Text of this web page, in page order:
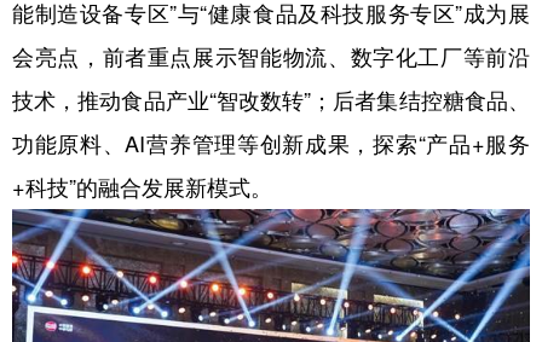
能制造设备专区”与“健康食品及科技服务专区”成为展
会亮点，前者重点展示智能物流、数字化工厂等前沿
技术，推动食品产业“智改数转”；后者集结控糖食品、
功能原料、AI营养管理等创新成果，探索“产品+服务
+科技”的融合发展新模式。